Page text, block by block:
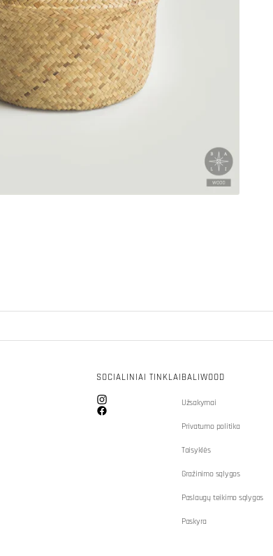
SOCIALINIAI TINKLAI
Instagram
Facebook
BALIWOOD
Užsakymai
Privatumo politika
Taisyklės
Gražinimo sąlygos
Paslaugų teikimo sąlygos
Paskyra